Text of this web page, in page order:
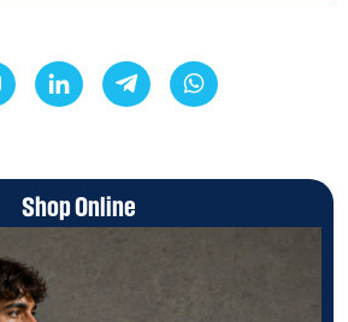
Shop Online